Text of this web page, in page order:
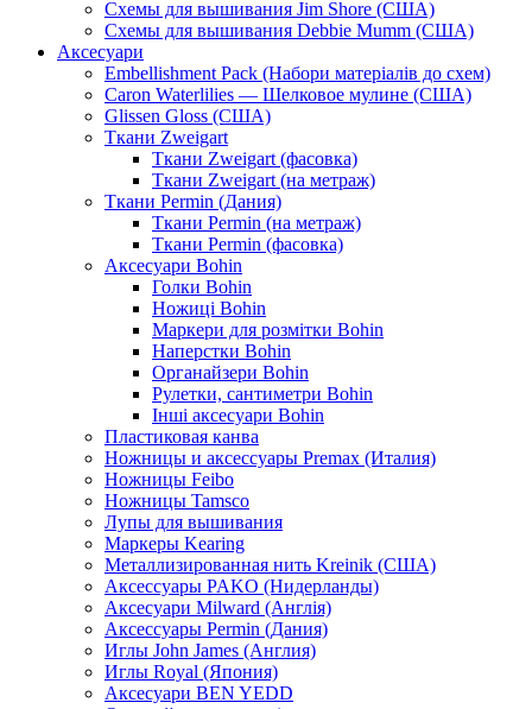
Схемы для вышивания Jim Shore (США)
Схемы для вышивания Debbie Mumm (США)
Аксесуари
Embellishment Pack (Набори матеріалів до схем)
Caron Waterlilies — Шелковое мулине (США)
Glissen Gloss (США)
Ткани Zweigart
Ткани Zweigart (фасовка)
Ткани Zweigart (на метраж)
Ткани Permin (Дания)
Ткани Permin (на метраж)
Ткани Permin (фасовка)
Аксесуари Bohin
Голки Bohin
Ножиці Bohin
Маркери для розмітки Bohin
Наперстки Bohin
Органайзери Bohin
Рулетки, сантиметри Bohin
Інші аксесуари Bohin
Пластиковая канва
Ножницы и аксессуары Premax (Италия)
Ножницы Feibo
Ножницы Tamsco
Лупы для вышивания
Маркеры Kearing
Металлизированная нить Kreinik (США)
Аксессуары PAKO (Нидерланды)
Аксесуари Milward (Англія)
Аксессуары Permin (Дания)
Иглы John James (Англия)
Иглы Royal (Япония)
Аксесуари BEN YEDD